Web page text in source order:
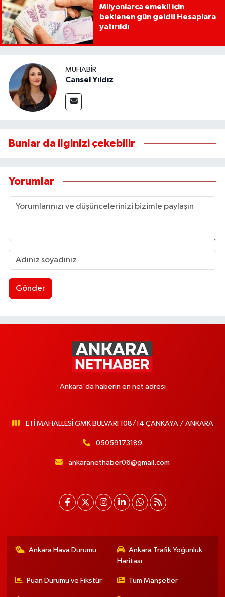
Milyonlarca emekli için
beklenen gün geldi! Hesaplara
yatırıldı
MUHABIR
Cansel Yıldız
Bunlar da ilginizi çekebilir
Yorumlar
Gönder
Ankara'da haberin en net adresi
ETİ MAHALLESİ GMK BULVARI 108/14 ÇANKAYA / ANKARA
05059173189
ankaranethaber06@gmail.com
Ankara Hava Durumu
Ankara Trafik Yoğunluk
Haritası
Puan Durumu ve Fikstür Tüm Manşetler